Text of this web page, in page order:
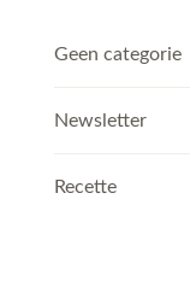
Geen categorie
Newsletter
Recette